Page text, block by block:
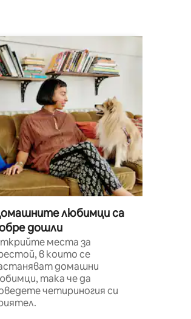
любимци са
дошли
места за
в които се
домашни
така че да
четириногия си